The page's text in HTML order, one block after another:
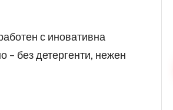
с иновативна
– без детергенти, нежен